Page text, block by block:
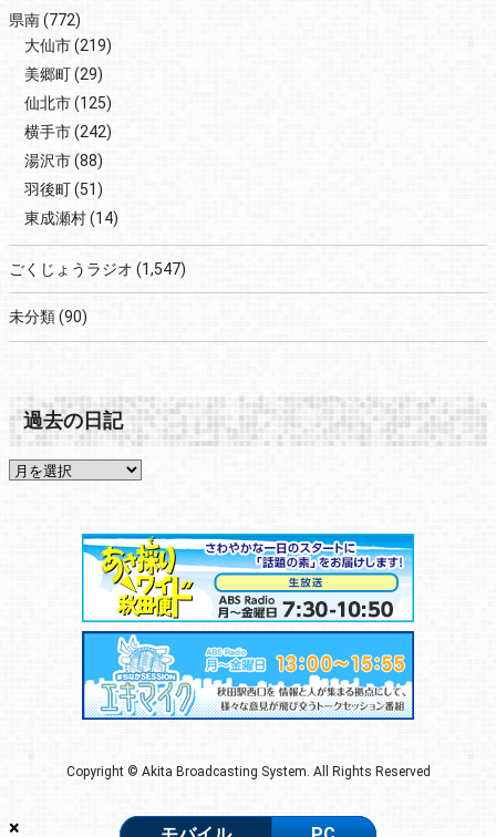
×
県南(772)
大仙市(219)
美郷町(29)
仙北市(125)
横手市(242)
湯沢市(88)
羽後町(51)
東成瀬村(14)
ごくじょうラジオ (1,547)
未分類(90)
過去の日記
Copyright © Akita Broadcasting System. All Rights Reserved